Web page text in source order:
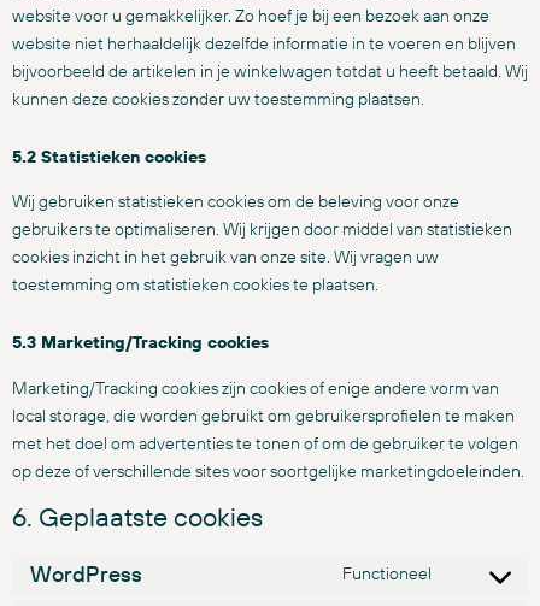
website voor u gemakkelijker. Zo hoef je bij een bezoek aan onze
website niet herhaaldelijk dezelfde informatie in te voeren en blijven
bijvoorbeeld de artikelen in je winkelwagen totdat u heeft betaald. Wij
kunnen deze cookies zonder uw toestemming plaatsen.
5.2 Statistieken cookies
Wij gebruiken statistieken cookies om de beleving voor onze
gebruikers te optimaliseren. Wij krijgen door middel van statistieken
cookies inzicht in het gebruik van onze site. Wij vragen uw
toestemming om statistieken cookies te plaatsen.
5.3 Marketing/Tracking cookies
Marketing/Tracking cookies zijn cookies of enige andere vorm van
local storage, die worden gebruikt om gebruikersprofielen te maken
met het doel om advertenties te tonen of om de gebruiker te volgen
op deze of verschillende sites voor soortgelijke marketingdoeleinden.
6. Geplaatste cookies
WordPress Functioneel